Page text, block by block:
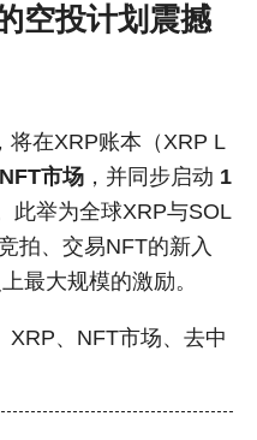
空投计划震撼
将在XRP账本（XRP L
市场 ，并同步启动 1
此举为全球XRP与SOL
拍、交易NFT的新入
最大规模的激励。
XRP、NFT市场、去中